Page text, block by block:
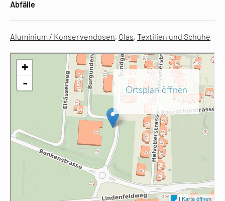
Abfälle
Aluminium / Konservendosen, Glas, Textilien und Schuhe